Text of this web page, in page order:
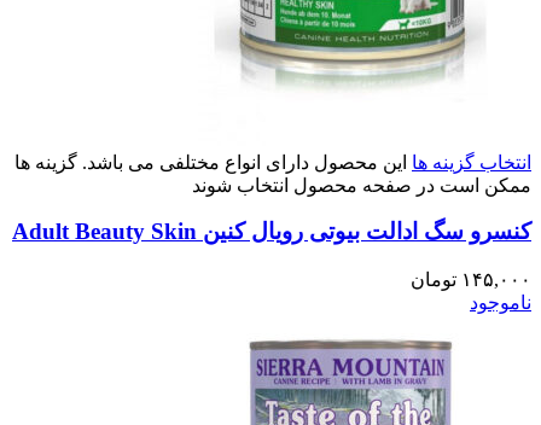
انتخاب گزینه ها این محصول دارای انواع مختلفی می باشد. گزینه ها
ممکن است در صفحه محصول انتخاب شوند
کنسرو سگ ادالت بیوتی رویال کنین Adult Beauty Skin
۱۴۵,۰۰۰ تومان
ناموجود